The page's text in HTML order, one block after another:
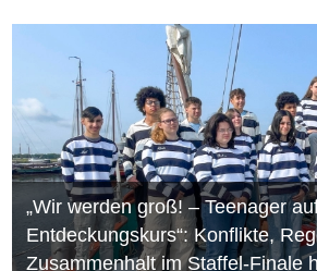
„Wir werden groß! – Teenager
Entdeckungskurs“: Konflikte,
Zusammenhalt im Staffel-Finale